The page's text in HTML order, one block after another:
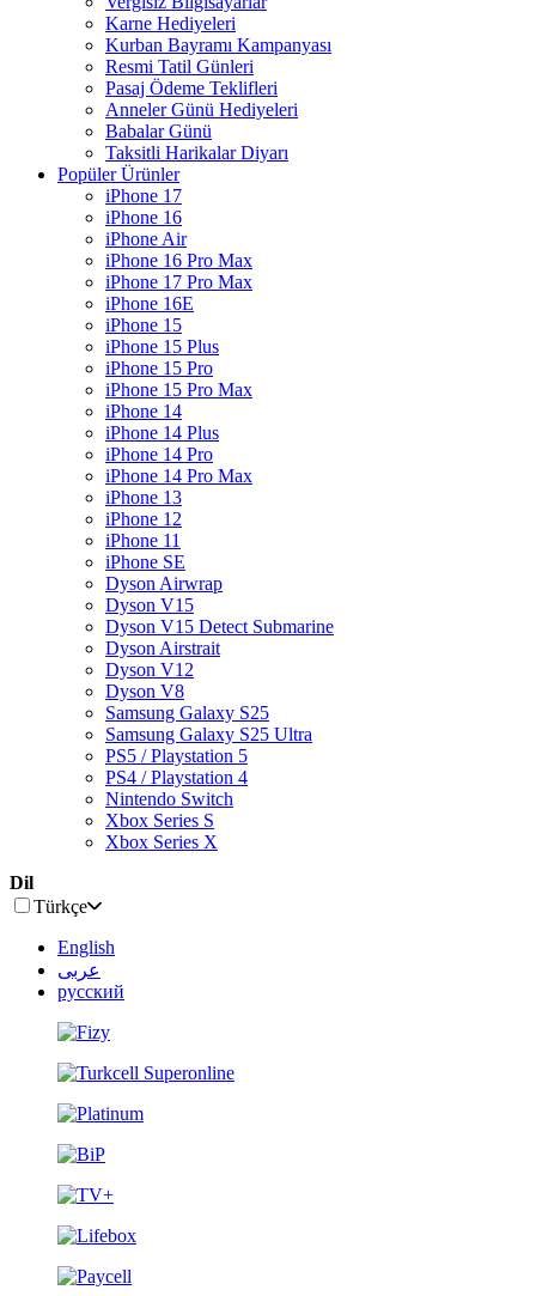
Karne Hediyeleri
Kurban Bayramı Kampanyası
Resmi Tatil Günleri
Pasaj Ödeme Teklifleri
Anneler Günü Hediyeleri
Babalar Günü
Taksitli Harikalar Diyarı
Popüler Ürünler
iPhone 17
iPhone 16
iPhone Air
iPhone 16 Pro Max
iPhone 17 Pro Max
iPhone 16E
iPhone 15
iPhone 15 Plus
iPhone 15 Pro
iPhone 15 Pro Max
iPhone 14
iPhone 14 Plus
iPhone 14 Pro
iPhone 14 Pro Max
iPhone 13
iPhone 12
iPhone 11
iPhone SE
Dyson Airwrap
Dyson V15
Dyson V15 Detect Submarine
Dyson Airstrait
Dyson V12
Dyson V8
Samsung Galaxy S25
Samsung Galaxy S25 Ultra
PS5 / Playstation 5
PS4 / Playstation 4
Nintendo Switch
Xbox Series S
Xbox Series X
Dil
Türkçe
English
عربى
русский